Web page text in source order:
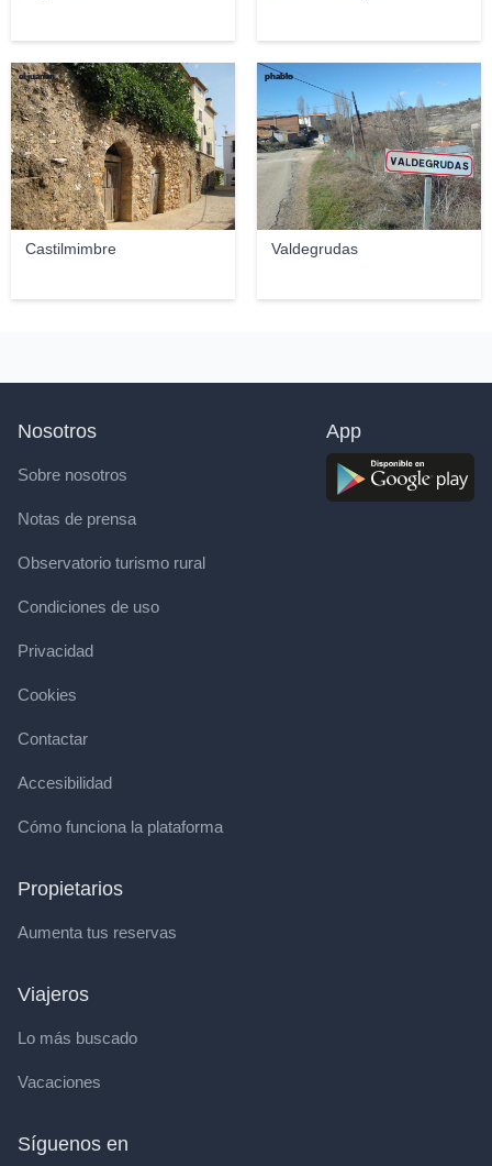
Castilmimbre
el juanan
Valdegrudas
phablo
Nosotros
Sobre nosotros
Notas de prensa
Observatorio turismo rural
Condiciones de uso
Privacidad
Cookies
Contactar
Accesibilidad
Cómo funciona la plataforma
Propietarios
Aumenta tus reservas
Viajeros
Lo más buscado
Vacaciones
App
Síguenos en